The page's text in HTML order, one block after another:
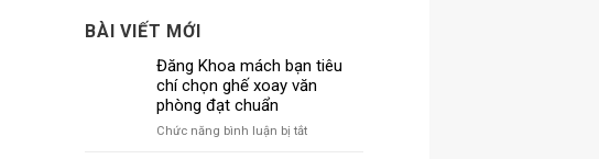
BÀI VIẾT MỚI
Đăng Khoa mách bạn tiêu
chí chọn ghế xoay văn
phòng đạt chuẩn
Chức năng bình luận bị tắtở